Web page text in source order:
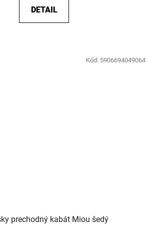
DETAIL
prechodný kabát Miou šedý
Kód: 5906694049064